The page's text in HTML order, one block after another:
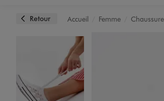
Retour Accueil Femme